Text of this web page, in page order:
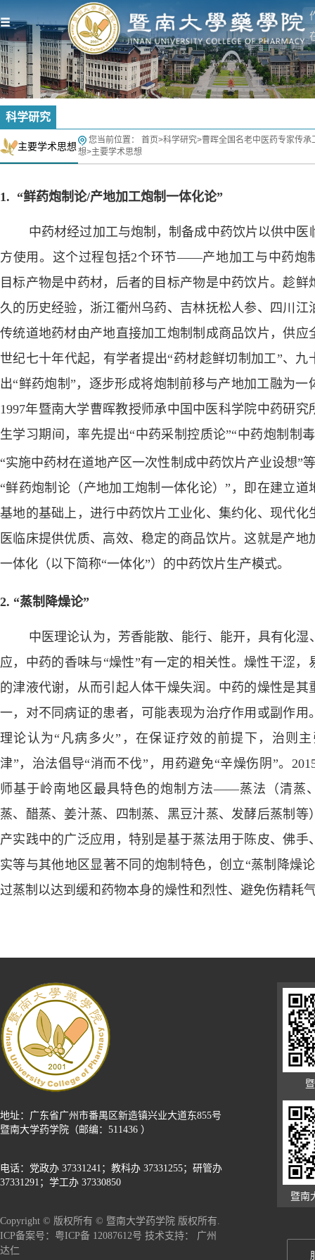
科学研究
主要学术思想
您当前位置： 首页>科学研究>曹晖全国名老中医药专家传承
想>主要学术思想
1. “鲜药炮制论/产地加工炮制一体化论”
中药材经过加工与炮制，制备成中药饮片以供中医
方使用。这个过程包括2个环节——产地加工与中药炮
目标产物是中药材，后者的目标产物是中药饮片。趁鲜
久的历史经验，浙江衢州乌药、吉林抚松人参、四川江
传统道地药材由产地直接加工炮制制成商品饮片，供应
世纪七十年代起，有学者提出“药材趁鲜切制加工”、九
出“鲜药炮制” ，逐步形成将炮制前移与产地加工融为一
1997年暨南大学曹晖教授师承中国中医科学院中药研究
生学习期间，率先提出“中药采制控质论”“中药炮制制
“实施中药材在道地产区一次性制成中药饮片产业设想”等
“鲜药炮制论（产地加工炮制一体化论）” ， 即在建立道
基地的基础上，进行中药饮片工业化、集约化、现代化
医临床提供优质、高效、稳定的商品饮片。这就是产地
一体化（以下简称“一体化”）的中药饮片生产模式。
2. “蒸制降燥论”
中医理论认为，芳香能散、能行、能开，具有化湿
应，中药的香味与 “燥性”有一定的相关性。燥性干涩，
的津液代谢，从而引起人体干燥失润。中药的燥性是其
一，对不同病证的患者，可能表现为治疗作用或副作用
理论认为“凡病多火” ，在保证疗效的前提下，治则
津” ，治法倡导“消而不伐” ，用药避免“辛燥伤阴”。
师基于岭南地区最具特色的炮制方法——蒸法（清蒸
蒸、醋蒸、姜汁蒸、四制蒸、黑豆汁蒸、发酵后蒸制等
产实践中的广泛应用，特别是基于蒸法用于陈皮、佛手
实等与其他地区显著不同的炮制特色，创立“蒸制 降燥论
过蒸制以达到缓和药物本身的燥性和烈性、避免伤精耗
地址：广东省广州市番禺区新造镇兴业大道东855号
暨南大学药学院（邮编：511436 ）
电话：党政办 37331241；教科办 37331255；研管办
37331291；学工办 37330850
Copyright © 版权所有 © 暨南大学药学院 版权所有.
ICP备案号：粤ICP备 12087612号 技术支持： 广州
达仁
暨南